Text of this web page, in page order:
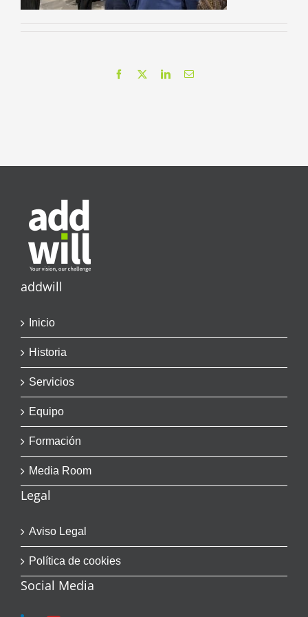
Facebook LinkedInCorreo
addwill
Inicio
Historia
Servicios
Equipo
Formación
Media Room
Legal
Aviso Legal
Política de cookies
Social Media